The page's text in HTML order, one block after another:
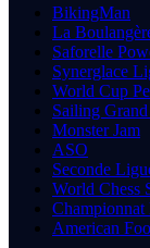
BikingMan
La
Saforelle
Synerglace
World Cup
Sailing
Monster Jam
ASO
Seconde
World Chess
Championnat
American